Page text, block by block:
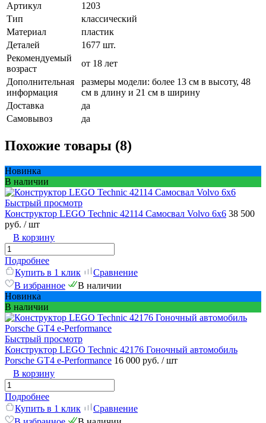
Артикул
1203
Тип
классический
Материал
пластик
Деталей
1677 шт.
Рекомендуемый
возраст
от 18 лет
Дополнительная
информация
размеры модели: более 13 см в высоту, 48
см в длину и 21 см в ширину
Доставка
да
Самовывоз
да
Похожие товары (8)
Новинка
В наличии
Быстрый просмотр
Конструктор LEGO Technic 42114 Самосвал Volvo 6х6 38 500
руб. / шт
В корзину
Подробнее
Купить в 1 клик
Сравнение
В избранное
В наличии
Новинка
В наличии
Быстрый просмотр
Конструктор LEGO Technic 42176 Гоночный автомобиль
Porsche GT4 e-Performance 16 000 руб. / шт
В корзину
Подробнее
Купить в 1 клик
Сравнение